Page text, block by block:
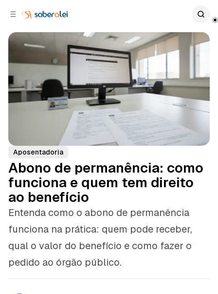
Aposentadoria
Abono de permanência: como
funciona e quem tem direito
ao benefício
Entenda como o abono de permanência
funciona na prática: quem pode receber,
qual o valor do benefício e como fazer o
pedido ao órgão público.